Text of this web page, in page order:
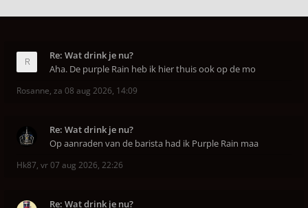
Re: Wat drink je nu?
Aha. De purple Rain heb ik hier thuis ook op de mo
Rosanne, za 08 aug 2026, 14:09
Re: Wat drink je nu?
Op aanraden van de barista had ik Purple Rain maa
Hk87, vr 07 aug 2026, 22:26
Re: Wat drink je nu?